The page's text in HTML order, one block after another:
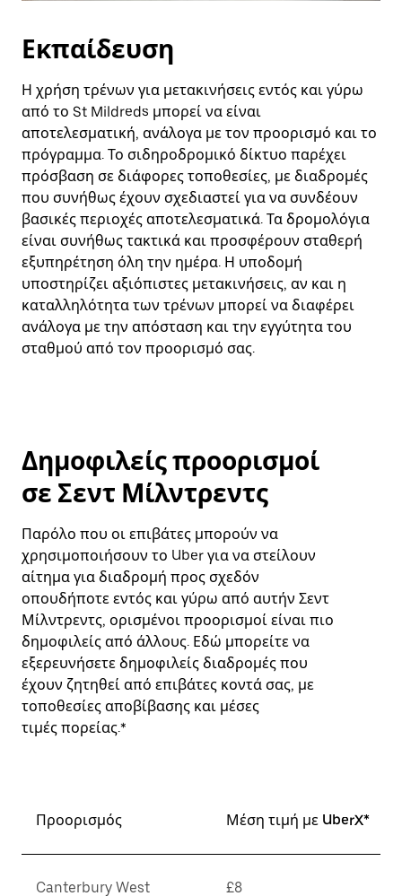
Εκπαίδευση
Η χρήση τρένων για μετακινήσεις εντός και γύρω
από το St Mildreds μπορεί να είναι
αποτελεσματική, ανάλογα με τον προορισμό και το
πρόγραμμα. Το σιδηροδρομικό δίκτυο παρέχει
πρόσβαση σε διάφορες τοποθεσίες, με διαδρομές
που συνήθως έχουν σχεδιαστεί για να συνδέουν
βασικές περιοχές αποτελεσματικά. Τα δρομολόγια
είναι συνήθως τακτικά και προσφέρουν σταθερή
εξυπηρέτηση όλη την ημέρα. Η υποδομή
υποστηρίζει αξιόπιστες μετακινήσεις, αν και η
καταλληλότητα των τρένων μπορεί να διαφέρει
ανάλογα με την απόσταση και την εγγύτητα του
σταθμού από τον προορισμό σας.
Δημοφιλείς προορισμοί
σε Σεντ Μίλντρεντς
Παρόλο που οι επιβάτες μπορούν να
χρησιμοποιήσουν το Uber για να στείλουν
αίτημα για διαδρομή προς σχεδόν
οπουδήποτε εντός και γύρω από αυτήν Σεντ
Μίλντρεντς, ορισμένοι προορισμοί είναι πιο
δημοφιλείς από άλλους. Εδώ μπορείτε να
εξερευνήσετε δημοφιλείς διαδρομές που
έχουν ζητηθεί από επιβάτες κοντά σας, με
τοποθεσίες αποβίβασης και μέσες
τιμές πορείας.*
Προορισμός Μέση τιμή με UberX*
Canterbury West £8